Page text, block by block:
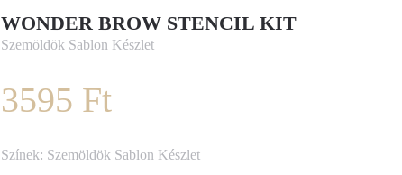
WONDER BROW STENCIL KIT
Szemöldök Sablon Készlet
3595 Ft
Színek: Szemöldök Sablon Készlet